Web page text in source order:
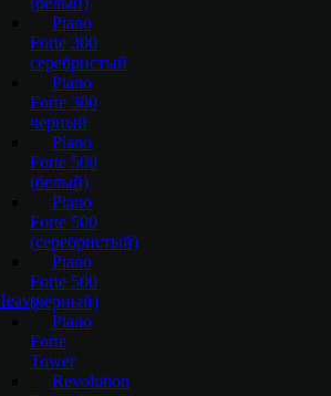
Piano
Forte 300
серебристый
Piano
Forte 300
черный
Piano
Forte 500
(белый)
Piano
Forte 500
(серебристый)
Piano
Forte 500
(чёрный)
Piano
Forte
Tower
Revolution